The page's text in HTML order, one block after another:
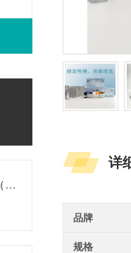
大鼠脑多巴胺神经营养因子（CDNF）ELISA试剂盒
详
品牌
规格